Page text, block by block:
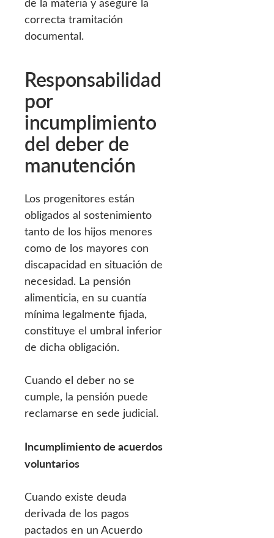
correcta tramitación
documental.
Responsabilidad
por
incumplimiento
del deber de
manutención
Los progenitores están
obligados al sostenimiento
tanto de los hijos menores
como de los mayores con
discapacidad en situación de
necesidad. La pensión
alimenticia, en su cuantía
mínima legalmente fijada,
constituye el umbral inferior
de dicha obligación.
Cuando el deber no se
cumple, la pensión puede
reclamarse en sede judicial.
Incumplimiento de acuerdos
voluntarios
Cuando existe deuda
derivada de los pagos
pactados en un Acuerdo